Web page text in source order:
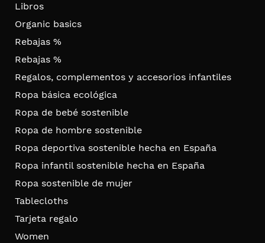
Libros
Organic basics
Rebajas %
Rebajas %
Regalos, complementos y accesorios infantiles
Ropa básica ecológica
Ropa de bebé sostenible
Ropa de hombre sostenible
Ropa deportiva sostenible hecha en España
Ropa infantil sostenible hecha en España
Ropa sostenible de mujer
Tablecloths
Tarjeta regalo
Women